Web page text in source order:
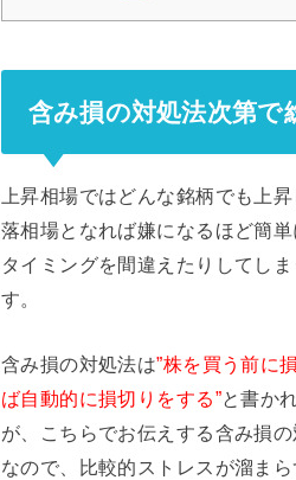
含み損の対処法次第で
上昇相場ではどんな銘柄でも上
落相場となれば嫌になるほど簡
タイミングを間違えたりしてし
す。
含み損の対処法は”株を買う前に
ば自動的に損切りをする”と書か
が、こちらでお伝えする含み損
なので、比較的ストレスが溜まら